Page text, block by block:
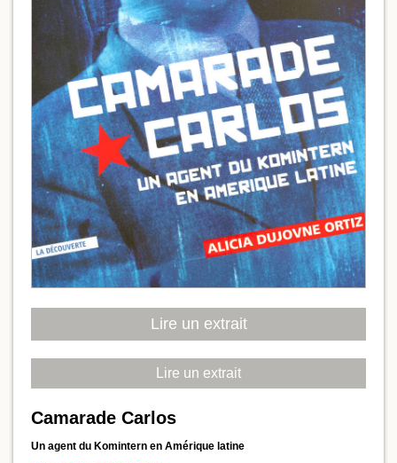
Lire un extrait
Lire un extrait
Camarade Carlos
Un agent du Komintern en Amérique latine